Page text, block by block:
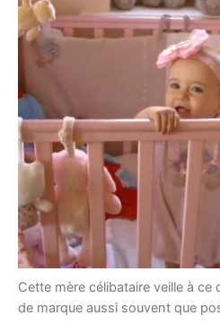
Cette mère célibataire veille à ce
de marque aussi souvent que